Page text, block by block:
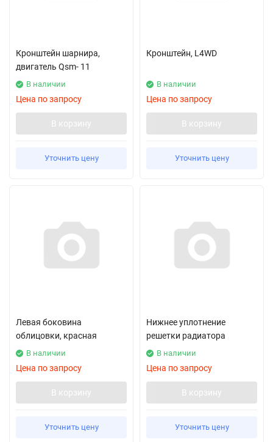
Кронштейн шарнира,
двигатель Qsm- 11
В наличии
Цена по запросу
В корзину
Уточнить цену
Кронштейн, L4WD
В наличии
Цена по запросу
В корзину
Уточнить цену
Левая боковина
облицовки, красная
В наличии
Цена по запросу
В корзину
Уточнить цену
Нижнее уплотнение
решетки радиатора
В наличии
Цена по запросу
В корзину
Уточнить цену